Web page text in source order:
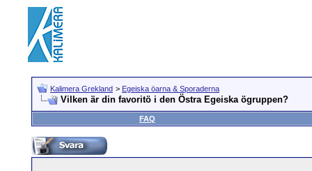
Kalimera Grekland > Egeiska öarna & Sporaderna
Vilken är din favoritö i den Östra Egeiska ögruppen?
FAQ